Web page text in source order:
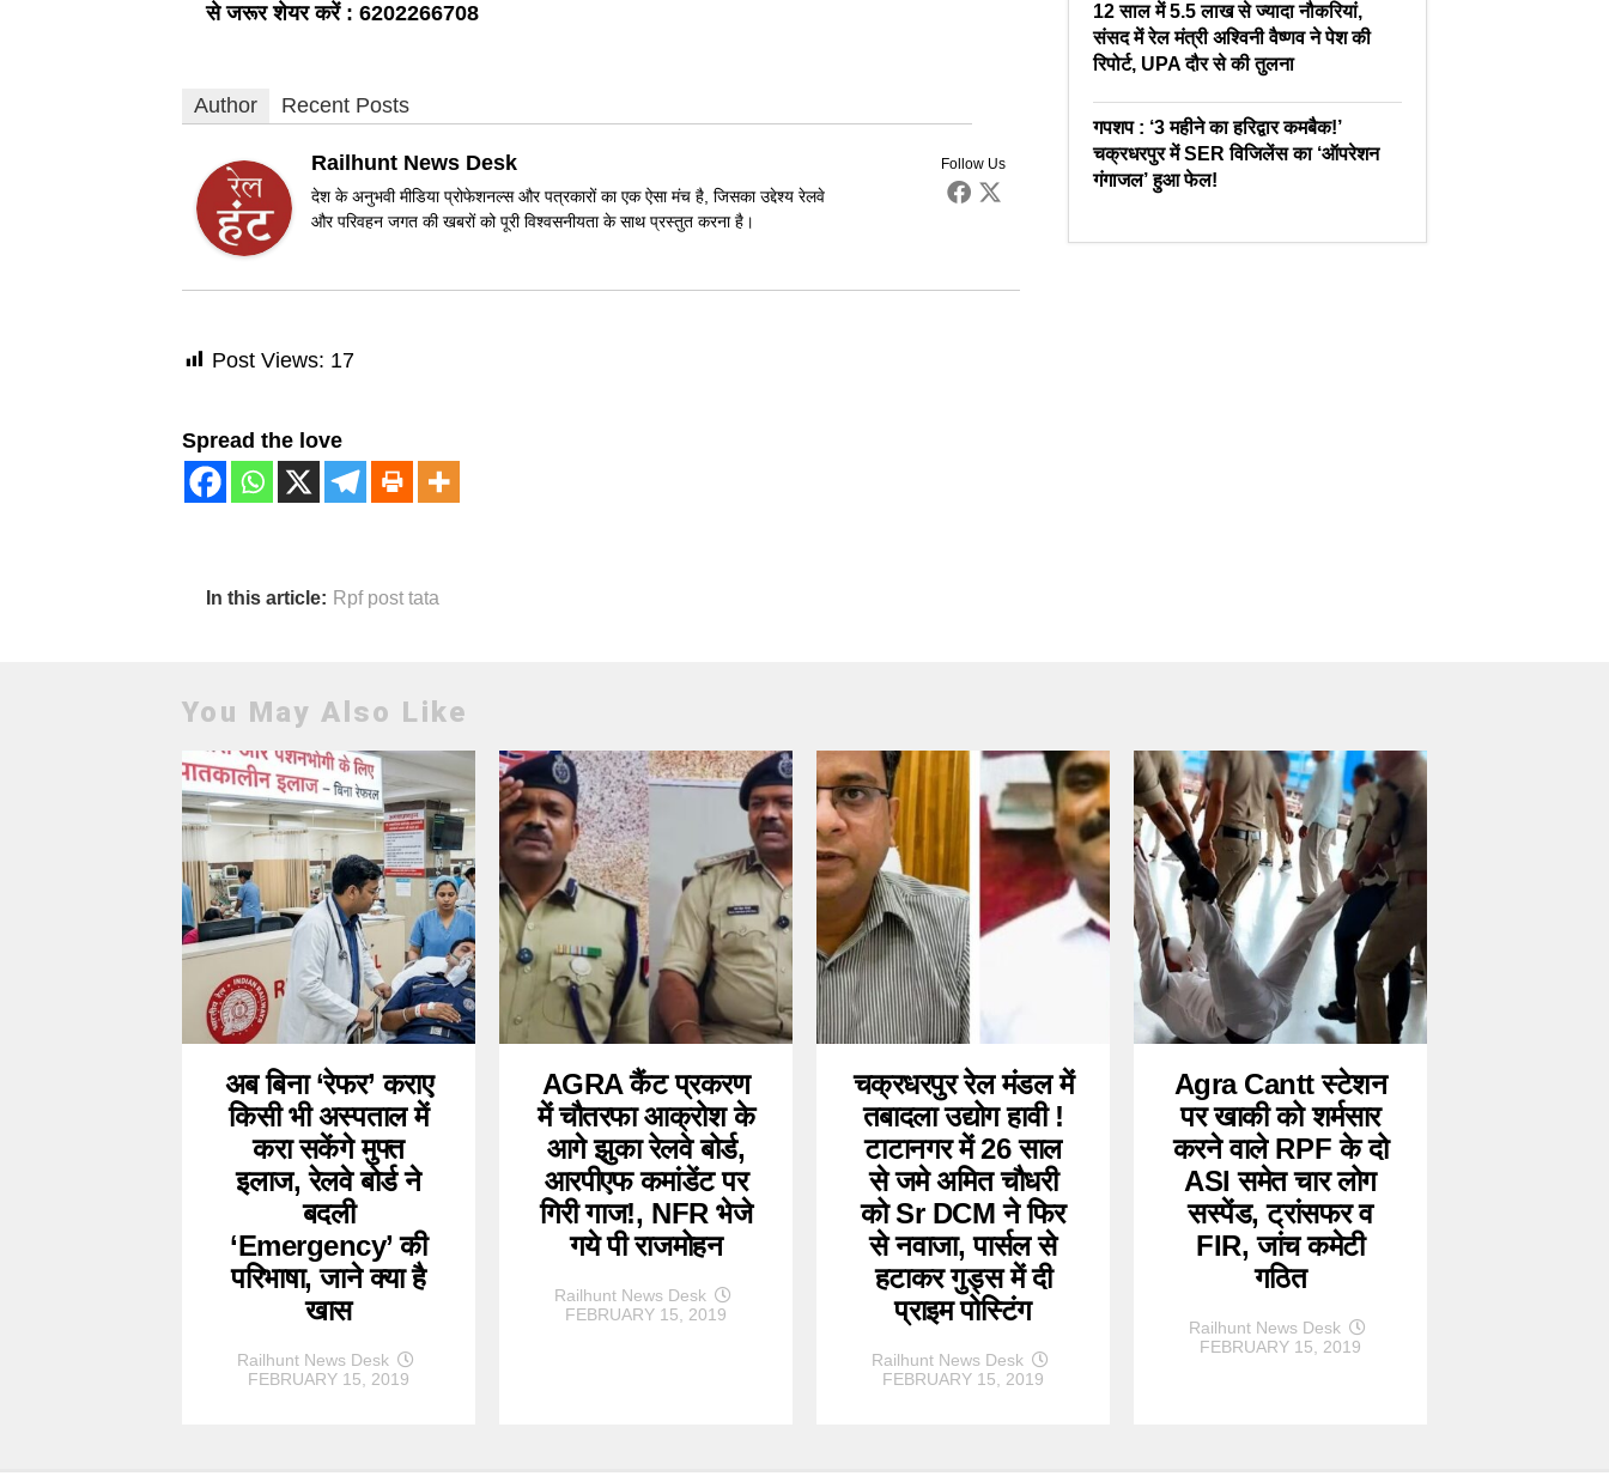
से जरूर शेयर करें : 6202266708
Author Recent Posts
Follow Us
Railhunt News Desk
देश के अनुभवी मीडिया प्रोफेशनल्स और पत्रकारों का एक ऐसा मंच है, जिसका उद्देश्य रेलवे
और परिवहन जगत की खबरों को पूरी विश्वसनीयता के साथ प्रस्तुत करना है।
Post Views: 17
Spread the love
In this article: Rpf post tata
12 साल में 5.5 लाख से ज्यादा नौकरियां,
संसद में रेल मंत्री अश्विनी वैष्णव ने पेश की
रिपोर्ट, UPA दौर से की तुलना
गपशप : ‘3 महीने का हरिद्वार कमबैक!’
चक्रधरपुर में SER विजिलेंस का ‘ऑपरेशन
गंगाजल’ हुआ फेल!
You May Also Like
अब बिना ‘रेफर’ कराए
किसी भी अस्पताल में
करा सकेंगे मुफ्त
इलाज, रेलवे बोर्ड ने
बदली
‘Emergency’ की
परिभाषा, जाने क्या है
खास
Railhunt News Desk
FEBRUARY 15, 2019
AGRA कैंट प्रकरण
में चौतरफा आक्रोश के
आगे झुका रेलवे बोर्ड,
आरपीएफ कमांडेंट पर
गिरी गाज!, NFR भेजे
गये पी राजमोहन
Railhunt News Desk
FEBRUARY 15, 2019
चक्रधरपुर रेल मंडल में
तबादला उद्योग हावी !
टाटानगर में 26 साल
से जमे अमित चौधरी
को Sr DCM ने फिर
से नवाजा, पार्सल से
हटाकर गुड्स में दी
प्राइम पोस्टिंग
Railhunt News Desk
FEBRUARY 15, 2019
Agra Cantt स्टेशन
पर खाकी को शर्मसार
करने वाले RPF के दो
ASI समेत चार लोग
सस्पेंड, ट्रांसफर व
FIR, जांच कमेटी
गठित
Railhunt News Desk
FEBRUARY 15, 2019